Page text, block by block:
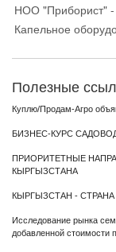
НОО "Приборист" -
Капельное
Полезные
Куплю/Продам-Агро
БИЗНЕС-КУРС
ПРИОРИТЕТНЫЕ
КЫРГЫЗСТАНА
КЫРГЫЗСТАН -
Исследование рынка
добавленной стоимости